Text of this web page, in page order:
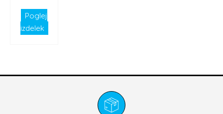
Poglej
izdelek